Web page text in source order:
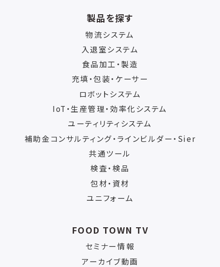
製品を探す
物流システム
入退室システム
食品加工・製造
充填・包装・ケーサー
ロボットシステム
IoT・生産管理・効率化システム
ユーティリティシステム
補助金コンサルティング・ラインビルダー・Sier
共通ツール
検査・検品
包材・資材
ユニフォーム
FOOD TOWN TV
セミナー情報
アーカイブ動画